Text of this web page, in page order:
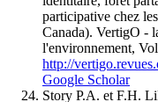
participative chez
Canada). VertigO -
l'environnement,
http://
Google Scholar
Story P.A. et F.H.